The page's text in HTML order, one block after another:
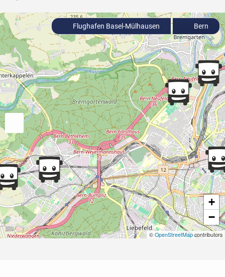
+
−
© OpenStreetMapcontributors
Flughafen Basel-Mülhausen Bern